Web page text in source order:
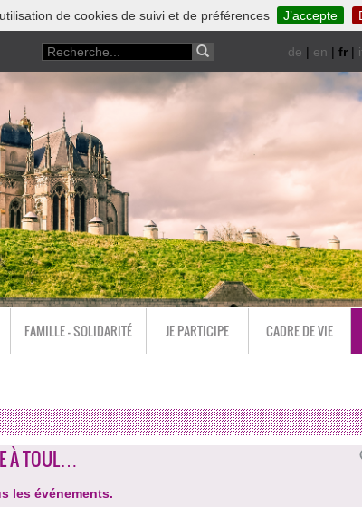
de cookies de suivi et de préférences J’accepte
de | en | fr |
FAMILLE - SOLIDARITÉ JE PARTICIPE CADRE DE VIE
À TOUL…
les événements.